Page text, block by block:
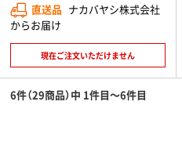
直送品 ナカバヤシ株式会社
からお届け
現在ご注文いただけません
6件（29商品）中 1件目～6件目